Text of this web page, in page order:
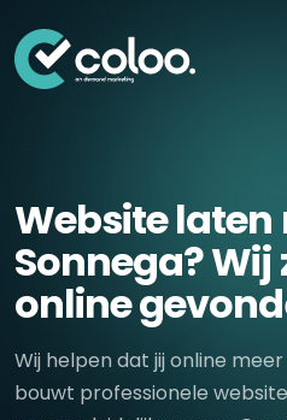
Website
Sonnega?
online
Wij helpen dat jij online
bouwt professionele